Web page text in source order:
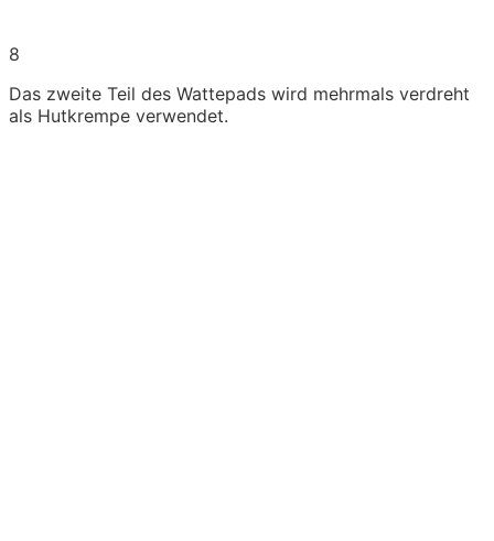
8
Das zweite Teil des Wattepads wird mehrmals verdreht
als Hutkrempe verwendet.